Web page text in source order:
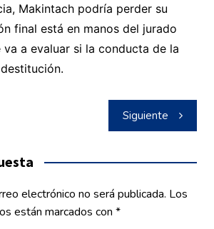
Makintach podría perder su
final está en manos del jurado
va a evaluar si la conducta de la
Siguiente
electrónico no será publicada. Los
están marcados con *